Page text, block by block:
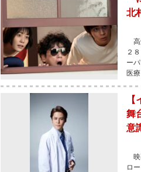
北
高
２
ー
医
舞
意
映
ロ